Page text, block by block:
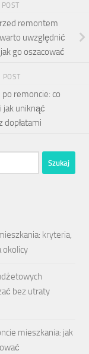
remontem
uwzględnić
go oszacować
POST
remoncie: co
jak uniknąć
dopłatami
kryteria,
okolicy
bez utraty
mieszkania: jak